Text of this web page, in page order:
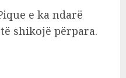
e ka ndarë
shikojë përpara.